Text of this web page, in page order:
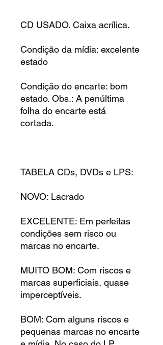
CD USADO. Caixa acrílica.
Condição da mídia: excelente
estado
Condição do encarte: bom
estado. Obs.: A penúltima
folha do encarte está
cortada.
TABELA CDs, DVDs e LPS:
NOVO: Lacrado
EXCELENTE: Em perfeitas
condições sem risco ou
marcas no encarte.
MUITO BOM: Com riscos e
marcas superficiais, quase
imperceptíveis.
BOM: Com alguns riscos e
pequenas marcas no encarte